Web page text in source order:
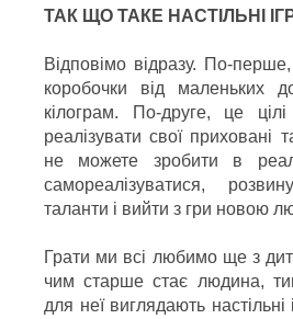
ТАК ЩО ТАКЕ НАСТІЛЬНІ
Відповімо відразу. По-
коробочки від маленьких
кілограм. По-друге, це
реалізувати свої приховані
не можете зробити в
самореалізуватися,
таланти і вийти з гри новою
Грати ми всі любимо ще з
чим старше стає людина,
для неї виглядають